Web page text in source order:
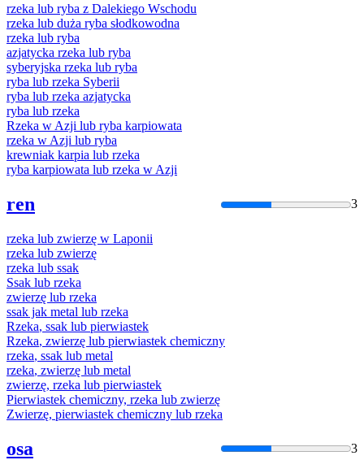
rzeka lub ryba z Dalekiego Wschodu
rzeka lub duża ryba słodkowodna
rzeka lub ryba
azjatycka rzeka lub ryba
syberyjska rzeka lub ryba
ryba lub rzeka Syberii
ryba lub rzeka azjatycka
ryba lub rzeka
Rzeka w Azji lub ryba karpiowata
rzeka w Azji lub ryba
krewniak karpia lub rzeka
ryba karpiowata lub rzeka w Azji
ren 3
rzeka lub zwierzę w Laponii
rzeka lub zwierzę
rzeka lub ssak
Ssak lub rzeka
zwierzę lub rzeka
ssak jak metal lub rzeka
Rzeka, ssak lub pierwiastek
Rzeka, zwierzę lub pierwiastek chemiczny
rzeka, ssak lub metal
rzeka, zwierzę lub metal
zwierzę, rzeka lub pierwiastek
Pierwiastek chemiczny, rzeka lub zwierzę
Zwierzę, pierwiastek chemiczny lub rzeka
osa 3